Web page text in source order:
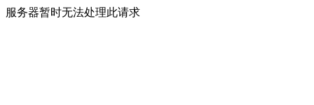
服务器暂时无法处理此请求